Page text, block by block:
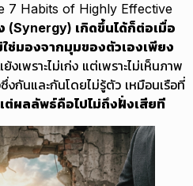
7 Habits of Highly Effective
(Synergy) เกิดขึ้นได้ก็ต่อเมื่อ
ใช่มองจากมุมของตัวเองเพียง
เพราะไม่เก่ง แต่เพราะไม่เห็นภาพ
งกันและกันโดยไม่รู้ตัว เหมือนเรือที่
ต่ผลลัพธ์คือไปไม่ถึงฝั่งเสียที